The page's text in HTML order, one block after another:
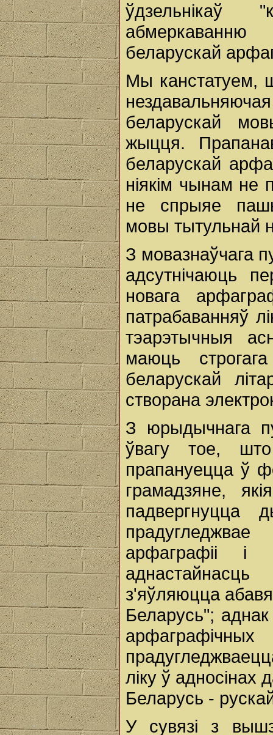
ўдзельнікаў
беларускай
Мы канстатуем,
беларускай
жыцця.
беларускай
ніякім чынам не
не спрыяе
мовы тытульнай
З мовазнаўчага
адсутнічаюць
новага
патрабаванняў
тэарэтычныя
маюць
беларускай
створана
З юрыдычнага
ўвагу тое,
прапануецца ў
грамадзяне,
падвергнуцца
арфаграфіі і
з'яўляюцца
Беларусь";
ліку ў адносінах
Беларусь -
У сувязі з